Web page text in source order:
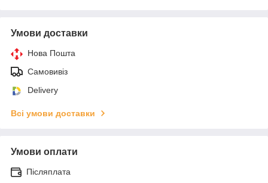
Умови доставки
Нова Пошта
Самовивіз
Delivery
Всі умови доставки
Умови оплати
Післяплата